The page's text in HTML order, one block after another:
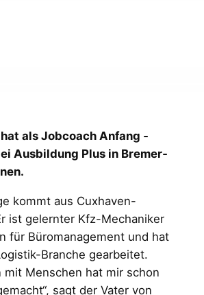
als Jobcoach Anfang
Ausbildung Plus in ­Bremer­
kommt aus Cuxhaven-
ist gelernter Kfz-Mechaniker
für Büromanagement und hat
Branche gearbeitet.
mit Menschen hat mir schon
sagt der Vater von